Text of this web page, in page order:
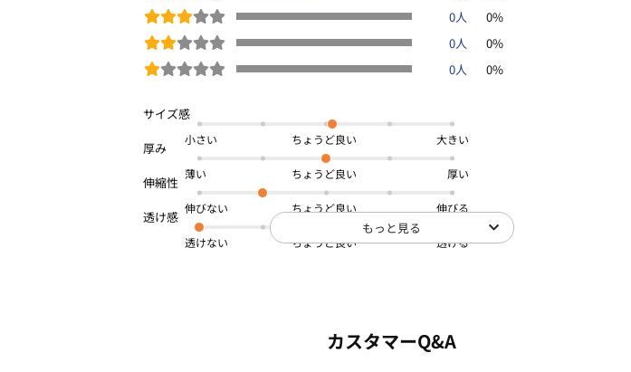
※商品画像は、光の当たり具合やパソコンやスマートフォンなどの閲覧環境に
より、実際の色味と異なって見える場合がございます。
□洗濯機OK
商品番号：OWDU-01091
0人
0%
0人
0%
0人
0%
小さい 大きい
薄い 厚い
伸びない 伸びる
透けない 透ける
もっと見る
カスタマーQ&A